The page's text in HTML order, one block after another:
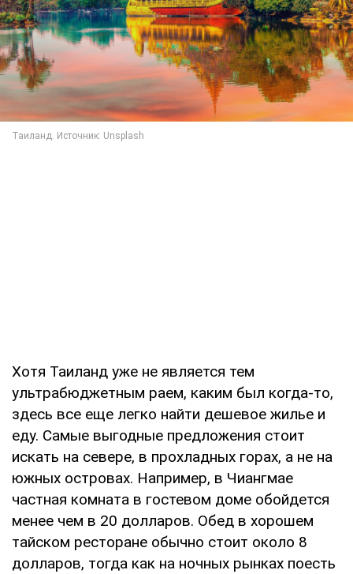
Хотя Таиланд уже не является тем
ультрабюджетным раем, каким был когда-то,
здесь все еще легко найти дешевое жилье и
еду. Самые выгодные предложения стоит
искать на севере, в прохладных горах, а не на
южных островах. Например, в Чиангмае
частная комната в гостевом доме обойдется
менее чем в 20 долларов. Обед в хорошем
тайском ресторане обычно стоит около 8
долларов, тогда как на ночных рынках поесть